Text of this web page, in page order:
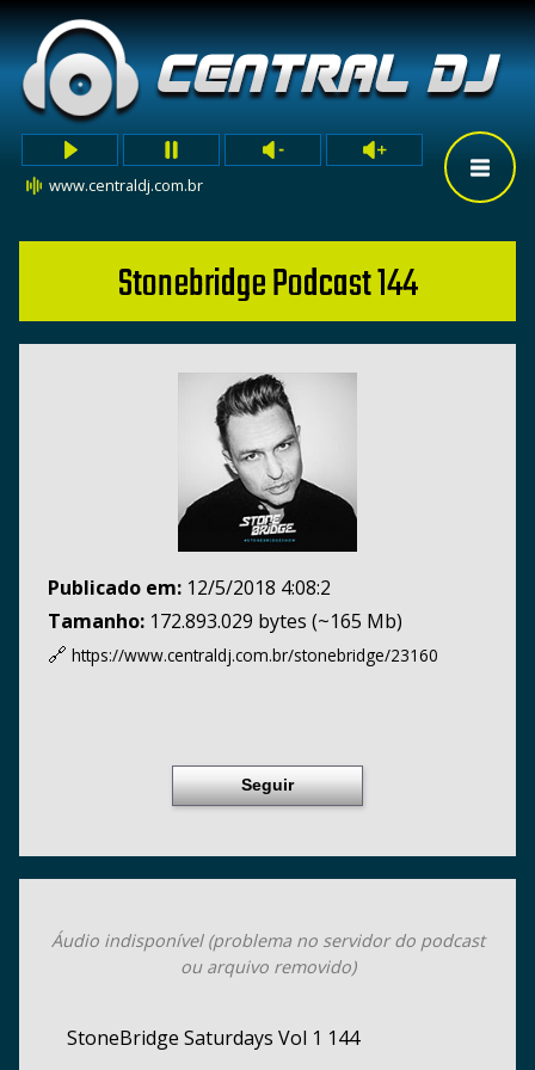
www.centraldj.com.br
Stonebridge Podcast 144
Publicado em: 12/5/2018 4:08:2
Tamanho: 172.893.029 bytes (~165 Mb)
🔗 https://www.centraldj.com.br/stonebridge/23160
Seguir
Áudio indisponível (problema no servidor do podcast
ou arquivo removido)
StoneBridge Saturdays Vol 1 144